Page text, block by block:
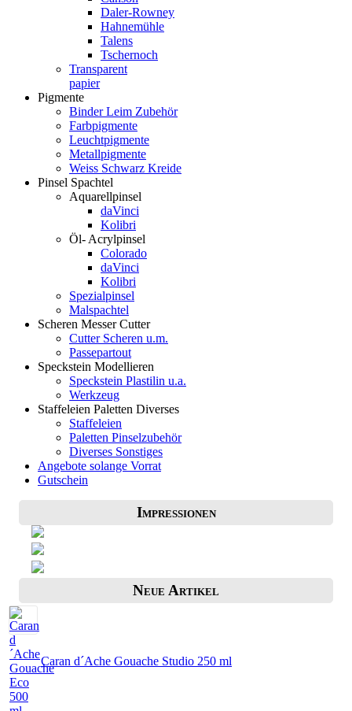
Daler-Rowney
Hahnemühle
Talens
Tschernoch
Transparent
papier
Pigmente
Binder Leim Zubehör
Farbpigmente
Leuchtpigmente
Metallpigmente
Weiss Schwarz Kreide
Pinsel Spachtel
Aquarellpinsel
daVinci
Kolibri
Öl- Acrylpinsel
Colorado
daVinci
Kolibri
Spezialpinsel
Malspachtel
Scheren Messer Cutter
Cutter Scheren u.m.
Passepartout
Speckstein Modellieren
Speckstein Plastilin u.a.
Werkzeug
Staffeleien Paletten Diverses
Staffeleien
Paletten Pinselzubehör
Diverses Sonstiges
Angebote solange Vorrat
Gutschein
Impressionen
Neue Artikel
Caran d´Ache Gouache Studio 250 ml